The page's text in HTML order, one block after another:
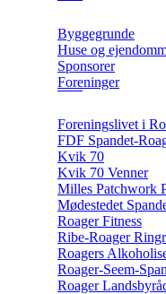
Byggegrunde
Huse og
Sponsorer
Foreninger
Foreningslivet i
FDF Spandet-
Kvik 70
Kvik 70 Venner
Milles Patchwork
Mødestedet
Roager Fitness
Ribe-Roager
Roagers
Roager-Seem-
Roager